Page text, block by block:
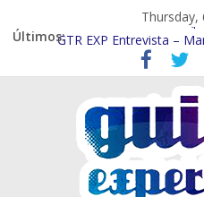
Thursday,
Últimos:Entrevista Frank Solari
GTR EXP Entrevista –
GTR EXP – Entrevista
GTR EXP Entrevista –
Entrevista – Kiko Shred